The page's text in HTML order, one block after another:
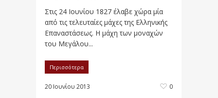
Στις 24 Ιουνίου 1827 έλαβε χώρα μία
από τις τελευταίες μάχες της Ελληνικής
Επαναστάσεως. Η μάχη των μοναχών
του Μεγάλου...
Περισσότερα
20 Ιουνίου 2013 0